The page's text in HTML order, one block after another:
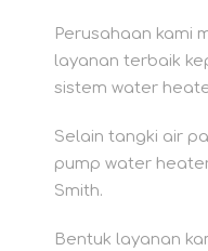
Perusahaan kami
layanan terbaik
sistem water
Selain tangki air
pump water
Smith.
Bentuk layanan